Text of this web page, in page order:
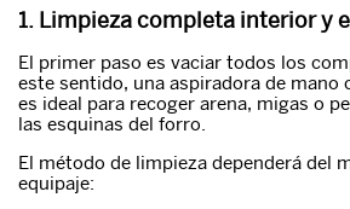
1. Limpieza completa interior y
El primer paso es vaciar todos los
este sentido, una aspiradora de mano
es ideal para recoger arena, migas o
las esquinas del forro.
El método de limpieza dependerá del
equipaje: